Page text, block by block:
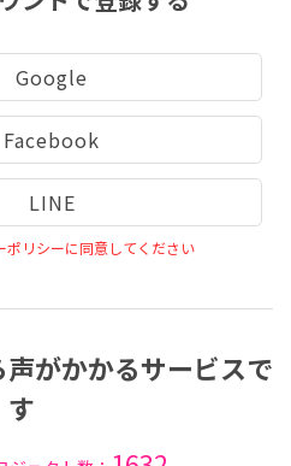
Google
Facebook
LINE
ポリシーに同意してください
がかかるサービスで
す